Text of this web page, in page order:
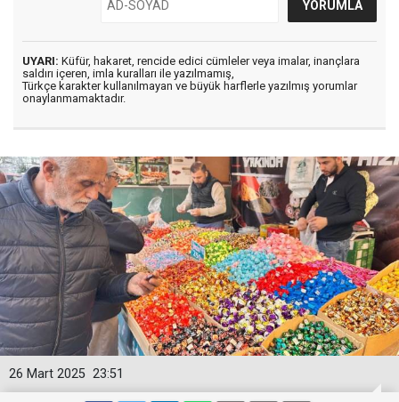
UYARI: Küfür, hakaret, rencide edici cümleler veya imalar, inançlara
saldırı içeren, imla kuralları ile yazılmamış,
Türkçe karakter kullanılmayan ve büyük harflerle yazılmış yorumlar
onaylanmamaktadır.
23:51
26 Mart 2025